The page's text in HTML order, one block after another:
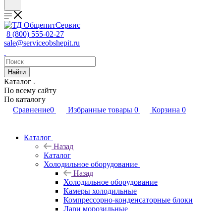
8 (800) 555-02-27
sale@serviceobshepit.ru
Найти
Каталог
По всему сайту
По каталогу
Сравнение0 Избранные товары 0 Корзина 0
Каталог
Назад
Каталог
Холодильное оборудование
Назад
Холодильное оборудование
Камеры холодильные
Компрессорно-конденсаторные блоки
Лари морозильные